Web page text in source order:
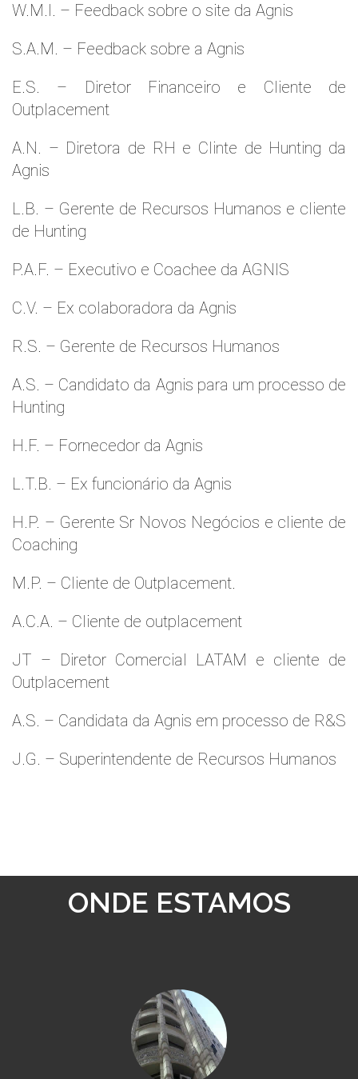
W.M.l. – Feedback sobre o site da Agnis
S.A.M. – Feedback sobre a Agnis
E.S. – Diretor Financeiro e Cliente de
Outplacement
A.N. – Diretora de RH e Clinte de Hunting da
Agnis
L.B. – Gerente de Recursos Humanos e cliente
de Hunting
P.A.F. – Executivo e Coachee da AGNIS
C.V. – Ex colaboradora da Agnis
R.S. – Gerente de Recursos Humanos
A.S. – Candidato da Agnis para um processo de
Hunting
H.F. – Fornecedor da Agnis
L.T.B. – Ex funcionário da Agnis
H.P. – Gerente Sr Novos Negócios e cliente de
Coaching
M.P. – Cliente de Outplacement.
A.C.A. – Cliente de outplacement
JT – Diretor Comercial LATAM e cliente de
Outplacement
A.S. – Candidata da Agnis em processo de R&S
J.G. – Superintendente de Recursos Humanos
ONDE ESTAMOS